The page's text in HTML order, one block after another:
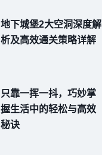
地下城堡2大空洞深度解
析及高效通关策略详解
只靠一挥一抖，巧妙掌
握生活中的轻松与高效
秘诀